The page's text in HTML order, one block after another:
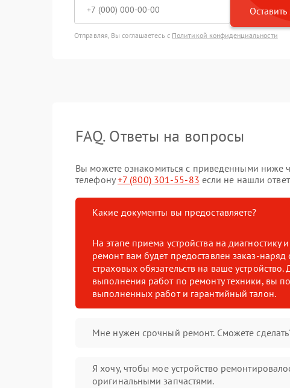
Оставить
Отправляя, Вы соглашаетесь с Политикой конфиденциальности
FAQ. Ответы на вопросы
Вы можете ознакомиться с приведенными ниже
телефону+7 (800) 301-55-83 если не нашли
Какие документы вы предоставляете?
На этапе приема устройства на диагностику
ремонт вам будет предоставлен заказ-наряд
страховых обязательств на ваше устройство.
выполнения работ по ремонту техники, вы
выполненных работ и гарантийный талон.
Мне нужен срочный ремонт. Сможете
Я хочу, чтобы мое устройство
оригинальными запчастями.